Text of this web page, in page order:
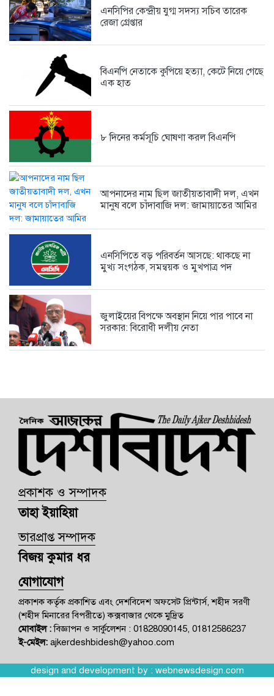
1 week আগে
1 week আগে
এনসিপির কেন্দ্রীয় যুগ্ম সদস্য সচিব তারেক
রেজা গ্রেপ্তার
বিএনপি নেতাকে কুপিয়ে হত্যা, কেটে নিয়ে গেছে
এক হাত
৮ দিনের কর্মসূচি ঘোষণা করল বিএনপি
আপনাদের নাম ছিল জাতীয়তাবাদী দল, এখন
মানুষ বলে চাঁদাবাজি দল: জামায়াতের আমির
এনসিপিতে বড় পরিবর্তন আসছে: থাকছে না
মুখ্য সংগঠক, সমন্বয়ক ও মুখপাত্র পদ
জুলাইয়ের বিপক্ষে অবস্থান নিয়ে পার পাবে না
সরকার: বিরোধী দলীয় নেতা
প্রকাশক ও সম্পাদক
তাহা ইয়াহিয়া
ভারপ্রাপ্ত সম্পাদক
বিজয় কুমার ধর
যোগাযোগ
প্রকাশক কর্তৃক প্রকাশিত এবং দেশবিদেশ অফসেট প্রিন্টার্স, শহীদ সরণী
(শহীদ মিনারের বিপরীতে) কক্সবাজার থেকে মুদ্রিত
মোবাইল :বিজ্ঞাপন ও সার্কুলেশন : 01828090145, 01812586237
ই-মেইল: ajkerdeshbidesh@yahoo.com
design and development by : webnewsdesign.com